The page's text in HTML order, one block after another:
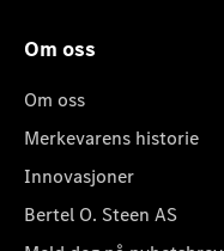
Om oss
Om oss
Merkevarens historie
Innovasjoner
Bertel O. Steen AS